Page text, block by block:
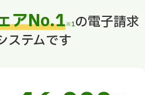
アNo.1※1の電子請求
ステムです